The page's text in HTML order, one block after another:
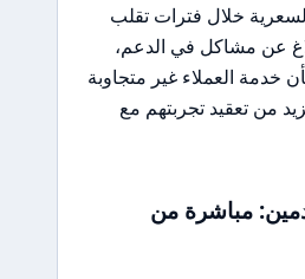
خلال فترات تقلب
عن مشاكل في الدعم،
خدمة العملاء غير متجاوبة
من تعقيد تجربتهم مع
مباشرة من